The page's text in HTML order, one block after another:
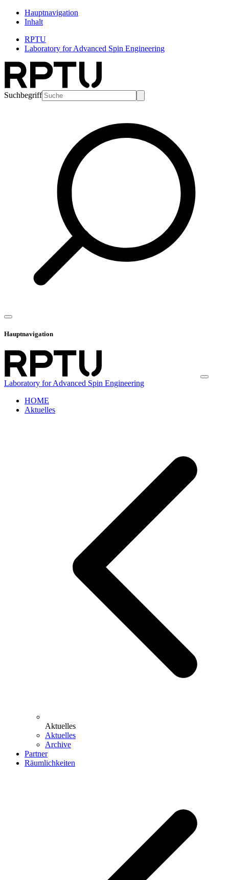
Hauptnavigation
Inhalt
RPTU
Laboratory for Advanced Spin Engineering
Suchbegriff
Hauptnavigation
Laboratory for Advanced Spin Engineering
HOME
Aktuelles
Aktuelles
Aktuelles
Archive
Partner
Räumlichkeiten